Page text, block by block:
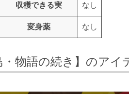
収穫できる実 なし
変身薬 なし
・物語の続き】のアイ